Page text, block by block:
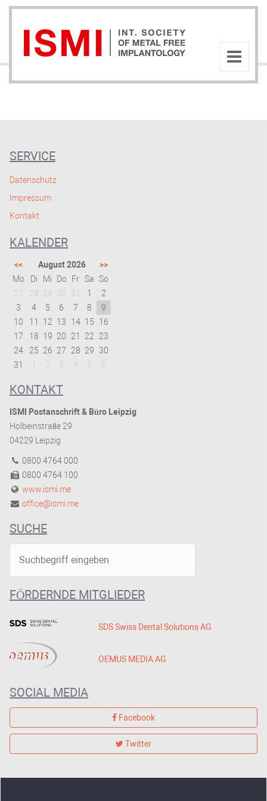
SERVICE
Datenschutz
Impressum
Kontakt
KALENDER
<< August 2026
>>
Mo
Di Mi Do Fr Sa So
27
28 29 30 31 1
2
3
4 5 6 7 8
9
10
11 12 13 14 15
16
17
18 19 20 21 22
23
24
25 26 27 28 29 30
31
2 3 4 5 6
KONTAKT
ISMI Postanschrift & Büro Leipzig
Holbeinstraße 29
04229 Leipzig
0800 4764 000
0800 4764 100
www.ismi.me
office@ismi.me
SUCHE
FÖRDERNDE MITGLIEDER
SDS Swiss Dental Solutions AG
OEMUS MEDIA AG
SOCIAL MEDIA
Facebook
Twitter